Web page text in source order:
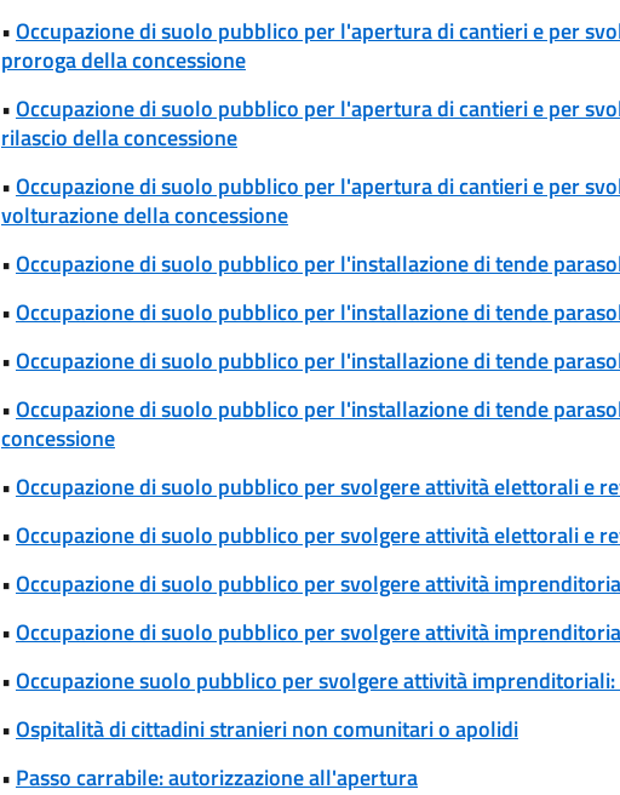
•Occupazione di suolo pubblico per l'apertura di cantieri e per
proroga della concessione
•Occupazione di suolo pubblico per l'apertura di cantieri e per
rilascio della concessione
•Occupazione di suolo pubblico per l'apertura di cantieri e per
volturazione della concessione
•Occupazione di suolo pubblico per l'installazione di tende
•Occupazione di suolo pubblico per l'installazione di tende
•Occupazione di suolo pubblico per l'installazione di tende
•Occupazione di suolo pubblico per l'installazione di tende
concessione
•Occupazione di suolo pubblico per svolgere attività elettorali e
•Occupazione di suolo pubblico per svolgere attività elettorali e
•Occupazione di suolo pubblico per svolgere attività
•Occupazione di suolo pubblico per svolgere attività
•Occupazione suolo pubblico per svolgere attività
•Ospitalità di cittadini stranieri non comunitari o apolidi
• Passo carrabile: autorizzazione all'apertura